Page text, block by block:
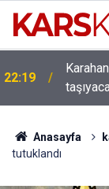
22:19
Anasayfa
tutuklandı